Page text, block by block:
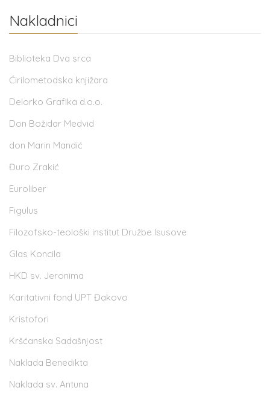
Nakladnici
Biblioteka Dva srca
Ćirilometodska knjižara
Delorko Grafika d.o.o.
Don Božidar Medvid
don Marin Mandić
Đuro Zrakić
Euroliber
Figulus
Filozofsko-teološki institut Družbe Isusove
Glas Koncila
HKD sv. Jeronima
Karitativni fond UPT Đakovo
Kristofori
Kršćanska Sadašnjost
Naklada Benedikta
Naklada sv. Antuna